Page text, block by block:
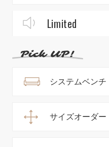
Limited
システムベンチ
サイズオーダー